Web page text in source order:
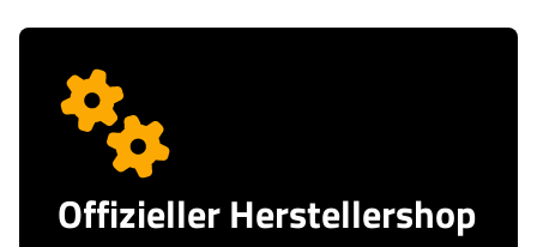
Offizieller Herstellershop